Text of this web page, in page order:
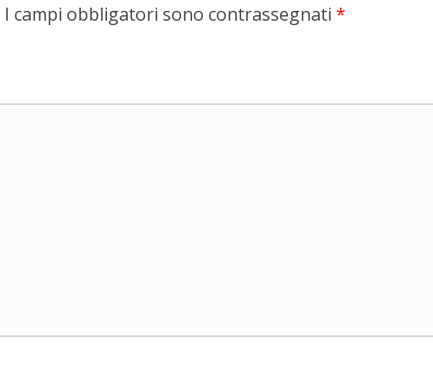
I campi obbligatori sono contrassegnati *